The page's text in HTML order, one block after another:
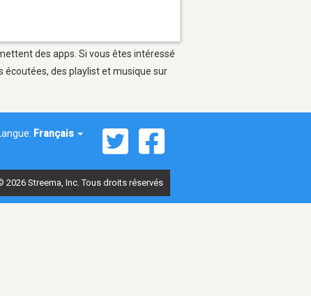
des apps. Si vous êtes intéressé
écoutées, des playlist et musique sur
Langue: Français
2026 Streema, Inc. Tous droits réservés